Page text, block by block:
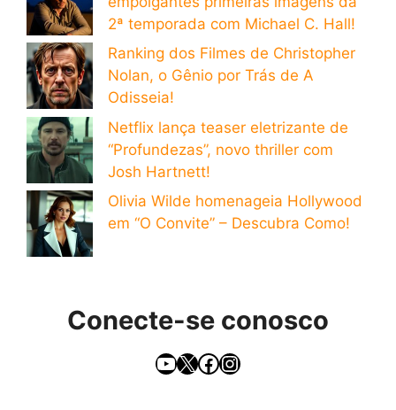
2ª temporada com Michael C. Hall!
Ranking dos Filmes de Christopher
Nolan, o Gênio por Trás de A
Odisseia!
Netflix lança teaser eletrizante de
“Profundezas”, novo thriller com
Josh Hartnett!
Olivia Wilde homenageia Hollywood
em “O Convite” – Descubra Como!
Conecte-se conosco
YouTube
X Facebook
Instagram